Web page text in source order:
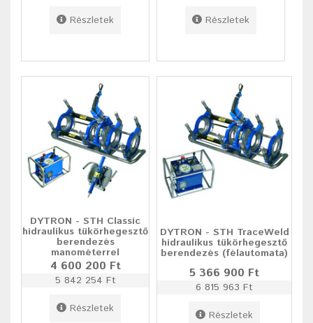
Részletek
Részletek
DYTRON - STH Classic
hidraulikus tükörhegesztő
berendezés
manométerrel
4 600 200 Ft
5 842 254 Ft
Részletek
DYTRON - STH TraceWeld
hidraulikus tükörhegesztő
berendezés (félautomata)
5 366 900 Ft
6 815 963 Ft
Részletek